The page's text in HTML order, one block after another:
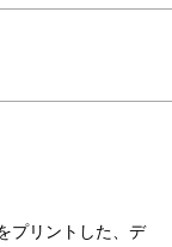
プリントした、デ